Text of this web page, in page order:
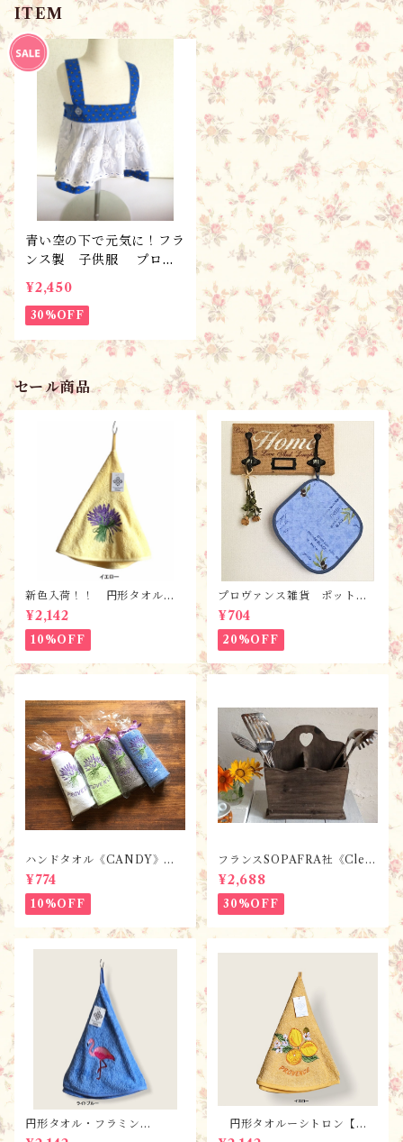
ITEM
青い空の下で元気に！フラ
ンス製 子供服 プロヴ
ァンスプリント・スカー
ト・シエル /90サイズ完
成品・１点限り/ギフトに
¥2,450
30%OFF
セール商品
新色入荷！！ 円形タオル・
ラヴァンド【全６色】 / フ
ランスTisssus-Toselli社 フ
ランスのお土産
¥2,142
10%OFF
プロヴァンス雑貨 ポットマ
ット・鍋つかみ／ オリー
ブ・ブルー/ フランス・ランソ
レイヤード社
¥704
20%OFF
ハンドタオル《CANDY》ラ
ベンダー【全7色】 / フラン
スTisssus-Toselli社 フラン
スのお土産／プロヴァンス
¥774
10%OFF
フランスSOPAFRA社《Clem
entine Creation》 フレンチ
レトロ・シャビーなカトラリ
ーボックス
¥2,688
30%OFF
円形タオル・フラミン
ゴ ・ 全2色 / フランスT
円形タオルーシトロン【全
３色】 / フランスTisssus-